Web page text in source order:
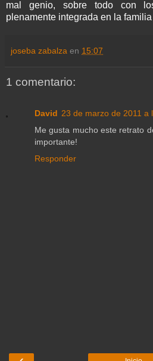
mal genio, sobre todo con
plenamente integrada en la
joseba zabalza en 15:07
1 comentario:
David 23 de marzo de 2011 a
Me gusta mucho este retrato
importante!
Responder